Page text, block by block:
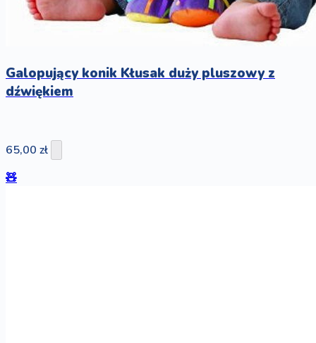
Galopujący konik Kłusak duży pluszowy z
dźwiękiem
65,00 zł
🧸